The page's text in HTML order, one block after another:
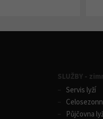
SLUŽBY -
Servis lyží
Půjčovna